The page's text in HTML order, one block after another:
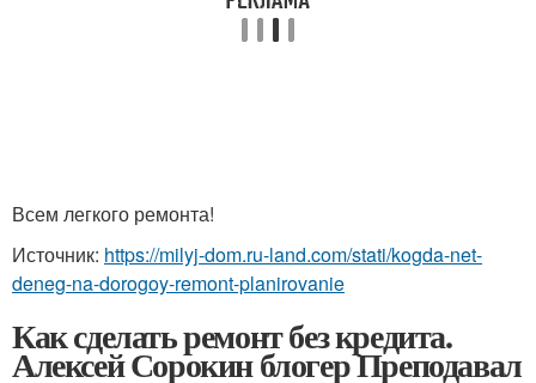
Всем легкого ремонта!
Источник: https://milyj-dom.ru-land.com/stati/kogda-net-
deneg-na-dorogoy-remont-planirovanie
Как сделать ремонт без кредита.
Алексей Сорокин блогер Преподавал